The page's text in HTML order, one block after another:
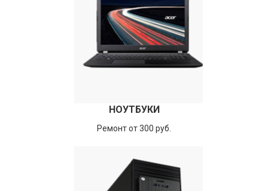
НОУТБУКИ
Ремонт от 300 руб.